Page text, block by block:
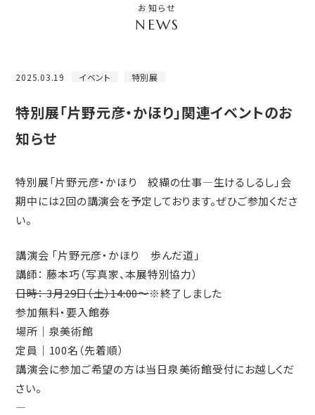
お知らせ
2025.03.19 イベント 特別展
特別展「片野元彦・かほり」関連イベントのお
知らせ
特別展「片野元彦・かほり 絞纈の仕事―生けるしるし」会
期中には2回の講演会を予定しております。ぜひご参加くださ
い。
講演会 「片野元彦・かほり 歩んだ道」
講師： 藤本巧（写真家、本展特別協力）
日時： 3月29日（土）14:00～※終了しました
参加無料・要入館券
場所｜泉美術館
定員｜100名（先着順）
講演会に参加ご希望の方は当日泉美術館受付にお越しくだ
さい。
—